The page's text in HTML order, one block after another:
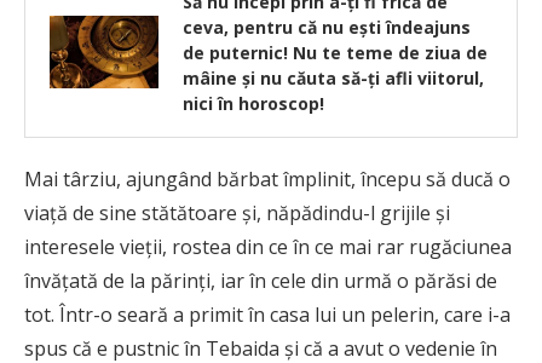
ceva, pentru că nu eşti îndeajuns
de puternic! Nu te teme de ziua de
mâine şi nu căuta să-ţi afli viitorul,
nici în horoscop!
Mai târziu, ajungând bărbat împlinit, începu să ducă o
viață de sine stătătoare și, năpădindu-l grijile și
interesele vieții, rostea din ce în ce mai rar rugăciunea
învățată de la părinți, iar în cele din urmă o părăsi de
tot. Într-o seară a primit în casa lui un pelerin, care i-a
spus că e pustnic în Tebaida și că a avut o vedenie în